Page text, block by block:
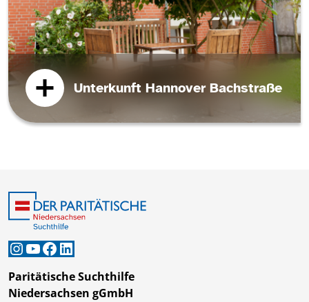
Unterkunft Hannover Bachstraße
Instagram
YouTube
Facebook
LinkedIn
Paritätische Suchthilfe
Niedersachsen gGmbH